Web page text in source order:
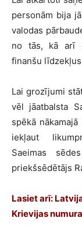
personām bija
valodas
no tās, kā arī
finanšu
Lai grozījumi
vēl jāatbalsta
spēkā
iekļaut
Saeimas
priekšsēdētājs
Lasiet arī:
Krievijas